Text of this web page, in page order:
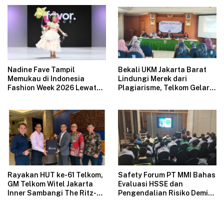
Nadine Fave Tampil
Memukau di Indonesia
Fashion Week 2026 Lewat
Bekali UKM Jakarta Barat
Lindungi Merek dari
Plagiarisme, Telkom Gelar
Rayakan HUT ke-61 Telkom,
GM Telkom Witel Jakarta
Inner Sambangi The Ritz-
Safety Forum PT MMI Bahas
Evaluasi HSSE dan
Pengendalian Risiko Demi